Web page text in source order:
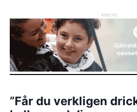
ANNONS
”Får du verkligen